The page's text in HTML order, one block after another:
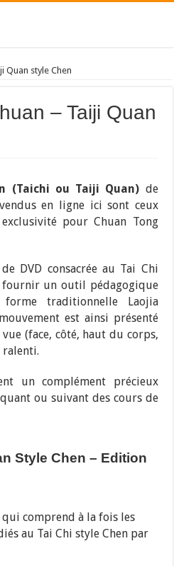
Quan style Chen
– Taiji Quan
(Taichi ou Taiji Quan) de
en ligne ici sont ceux
pour Chuan Tong
DVD consacrée au Tai Chi
fournir un outil pédagogique
forme traditionnelle Laojia
est ainsi présenté
(face, côté, haut du corps,
ralenti.
un complément précieux
ou suivant des cours de
Style Chen – Edition
comprend à la fois les
au Tai Chi style Chen par